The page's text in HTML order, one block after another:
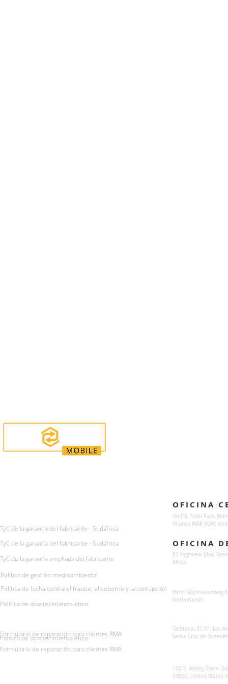
TyC de la garantía del fabricante - Sudáfrica
TyC de la garantía del fabricante - Sudáfrica
TyC de la garantía ampliada del fabricante
Política de gestión medioambiental
Política de lucha contra el fraude, el soborno y la corrupción
Política de abastecimiento ético
Formulario de reparación para clientes RMA
Formulario de reparación para clientes RMA
Política de abastecimiento ético
OFICINA
Unit 8, Total Park,
Widnes WA8 0GW,
OFICINA
80 Highview Blvd,
Africa.
Henri Wijnmalenweg
Netherlands.
Tafetana, 32 P.I. Las
Santa Cruz de Tenerife
100 S. Ashley Drive,
33602, United States